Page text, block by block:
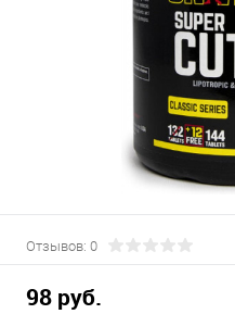
Отзывов: 0
98 руб.